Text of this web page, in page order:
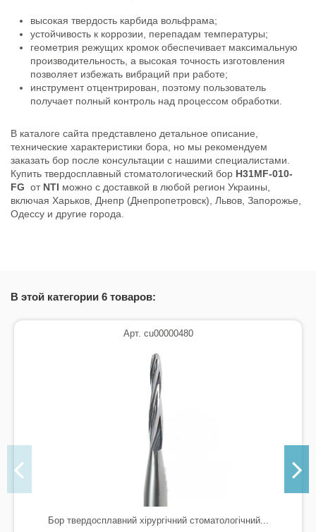
высокая твердость карбида вольфрама;
устойчивость к коррозии, перепадам температуры;
геометрия режущих кромок обеспечивает максимальную
производительность, а высокая точность изготовления
позволяет избежать вибраций при работе;
инструмент отцентрирован, поэтому пользователь
получает полный контроль над процессом обработки.
В каталоге сайта представлено детальное описание,
технические характеристики бора, но мы рекомендуем
заказать бор после консультации с нашими специалистами.
Купить твердосплавный стоматологический бор H31MF-010-
FG от NTI можно с доставкой в любой регион Украины,
включая Харьков, Днепр (Днепропетровск), Львов, Запорожье,
Одессу и другие города.
В этой категории 6 товаров:
Арт. cu00000480
Бор твердосплавний хірургічний стоматологічний...